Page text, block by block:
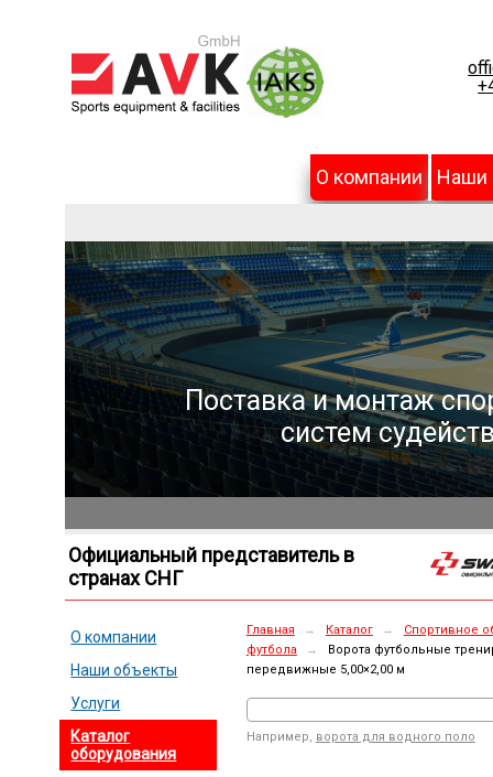
О компании Наши
Поставка и монтаж
систем
Официальный представитель в
странах СНГ
О компании
Наши объекты
Услуги
Каталог
оборудования
Главная → Каталог →
Спортивное
футбола
→
Ворота футбольные
передвижные 5,00×2,00 м
Например, ворота для водного поло